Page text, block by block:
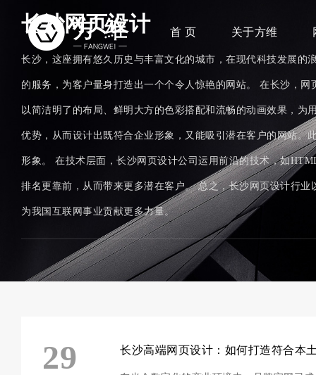
首 页 关于方维
长沙网页设计
长沙，这座拥有悠久历史与丰富文化的城市，在现代科技发展
的服务，为客户量身打造出一个个令人惊艳的网站。 在长沙，
以简洁明了的布局、鲜明大方的色彩搭配和流畅的动画效果，
优势，从而设计出既符合企业形象，又能吸引潜在客户的网站
形象。 在技术层面，长沙网页设计公司运用前沿的技术，如
排名更靠前，从而带来更多潜在客户。 总之，长沙网页设计行
为我国互联网事业贡献更多力量。
29 长沙高端网页设计：如何打造符合本